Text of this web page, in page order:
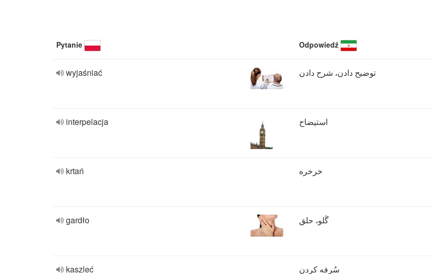
Pytanie Odpowiedź
wyjaśniać توضیح دادن، شرح دادن
interpelacja استیضاح
krtań خرخره
gardło گَلو، حلق
kaszleć سُرفه کردن